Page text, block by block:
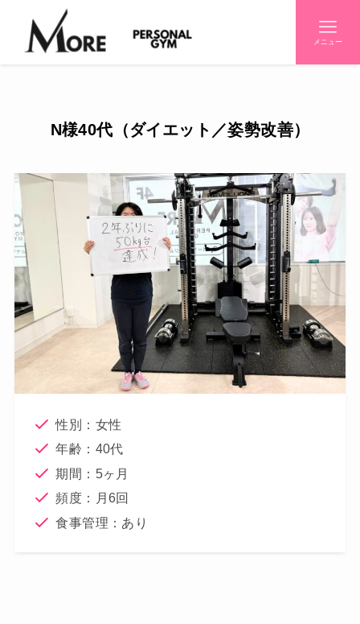
メニュー
N様40代（ダイエット／姿勢改善）
性別：女性
年齢：40代
期間：5ヶ月
頻度：月6回
食事管理：あり